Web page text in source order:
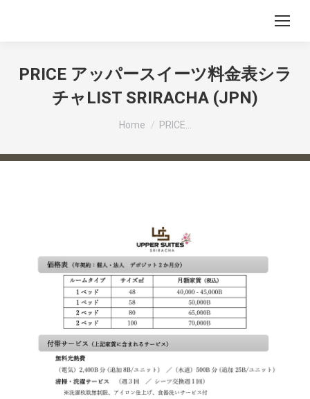
PRICE アッパースイーツ料金表シラ
チャLIST SRIRACHA (JPN)
You are here:
Home PRICE…